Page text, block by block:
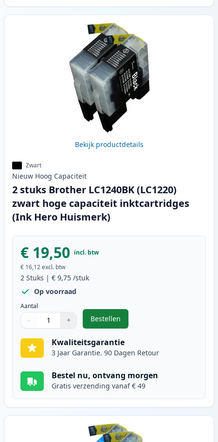
Bekijk productdetails
Zwart
Nieuw Hoog Capaciteit
2 stuks Brother LC1240BK (LC1220)
zwart hoge capaciteit inktcartridges
(Ink Hero Huismerk)
€ 19,50 incl. btw
€ 16,12excl. btw
2 Stuks | € 9,75 /stuk
Op voorraad
Aantal
Gebruik de knoppen om aan te passen
− +
1
Bestellen
,2 stuks Brother LC1240BK
Kwaliteitsgarantie
3 Jaar Garantie. 90 Dagen Retour
Bestel nu, ontvang morgen
Gratis verzending vanaf € 49